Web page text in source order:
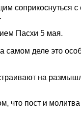
соприкоснуться
Пасхи 5 мая.
самом деле это
на
что пост и